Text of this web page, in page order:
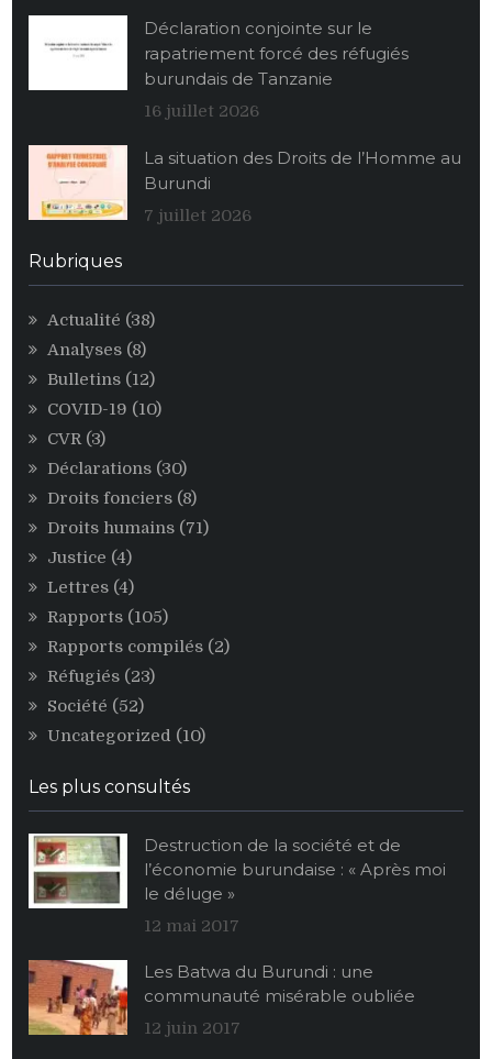
vide
ses
stocks
alimentaires
maïs
profit
Déclaration conjointe sur le
rapatriement forcé des réfugiés
burundais de Tanzanie
16 juillet 2026
La situation des Droits de l’Homme au
Burundi
7 juillet 2026
Rubriques
Actualité (38)
Analyses (8)
Bulletins (12)
COVID-19 (10)
CVR (3)
Déclarations (30)
Droits fonciers (8)
Droits humains (71)
Justice (4)
Lettres (4)
Rapports (105)
Rapports compilés (2)
Réfugiés (23)
Société (52)
Uncategorized (10)
Les plus consultés
Destruction de la société et de
l’économie burundaise : « Après moi
le déluge »
12 mai 2017
Les Batwa du Burundi : une
communauté misérable oubliée
12 juin 2017